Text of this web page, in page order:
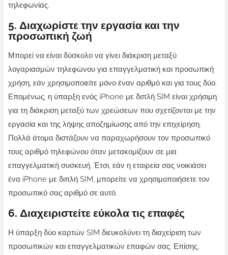
τηλεφωνίας.
5. Διαχωρίστε την εργασία και την
προσωπική ζωή
Μπορεί να είναι δύσκολο να γίνει διάκριση μεταξύ
λογαριασμών τηλεφώνου για επαγγελματική και προσωπική
χρήση, εάν χρησιμοποιείτε μόνο έναν αριθμό και για τους δύο.
Επομένως, η ύπαρξη ενός iPhone με διπλή SIM είναι χρήσιμη
για τη διάκριση μεταξύ των χρεώσεων που σχετίζονται με την
εργασία και της λήψης αποζημίωσης από την επιχείρηση.
Πολλά άτομα διστάζουν να παραχωρήσουν τον προσωπικό
τους αριθμό τηλεφώνου όταν μετακομίζουν σε μια
επαγγελματική συσκευή. Έτσι, εάν η εταιρεία σας νοικιάσει
ένα iPhone με διπλή SIM, μπορείτε να χρησιμοποιήσετε τον
προσωπικό σας αριθμό σε αυτό.
6. Διαχειριστείτε εύκολα τις επαφές
Η ύπαρξη δύο καρτών SIM διευκολύνει τη διαχείριση των
προσωπικών και επαγγελματικών επαφών σας. Επίσης,